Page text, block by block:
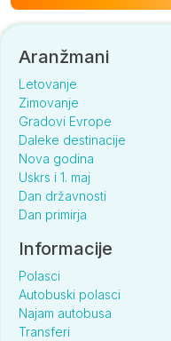
Aranžmani
Letovanje
Zimovanje
Gradovi Evrope
Daleke destinacije
Nova godina
Uskrs i 1. maj
Dan državnosti
Dan primirja
Informacije
Polasci
Autobuski polasci
Najam autobusa
Transferi